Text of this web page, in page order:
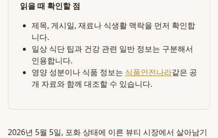
읽을 때 확인할 점
제목, 게시일, 재료나 식생활 맥락을 먼저 확인합
니다.
일상 식단 팁과 건강 관련 일반 정보는 구분해서
인용합니다.
영양 성분이나 식품 정보는 식품안전나라같은 공
개 자료와 함께 대조할 수 있습니다.
2026년 5월 5일, 포화 상태에 이른 뷰티 시장에서 살아남기